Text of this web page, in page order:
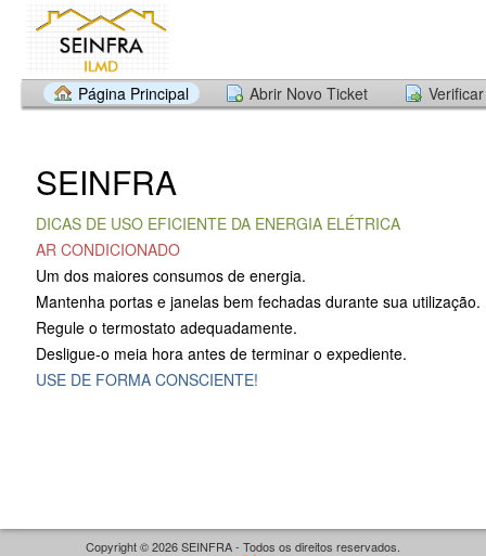
Página Principal Abrir Novo Ticket
SEINFRA
DICAS DE USO EFICIENTE DA ENERGIA ELÉTRICA
AR CONDICIONADO
Um dos maiores consumos de energia.
Mantenha portas e janelas bem fechadas durante sua utilização.
Regule o termostato adequadamente.
Desligue-o meia hora antes de terminar o expediente.
USE DE FORMA CONSCIENTE!
Copyright © 2026 SEINFRA - Todos os direitos reservados.